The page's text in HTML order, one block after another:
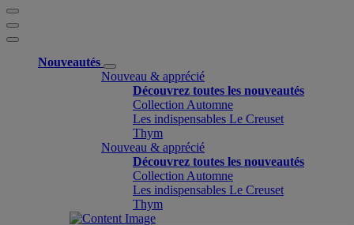
Nouveautés
Nouveau & apprécié
Découvrez toutes les nouveautés
Collection Automne
Les indispensables Le Creuset
Thym
Nouveau & apprécié
Découvrez toutes les nouveautés
Collection Automne
Les indispensables Le Creuset
Thym